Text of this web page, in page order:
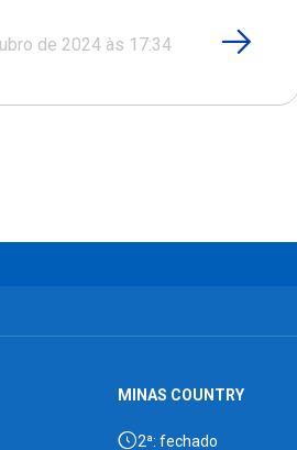
de 2024 às 17:34
MINAS COUNTRY
2ª: fechado